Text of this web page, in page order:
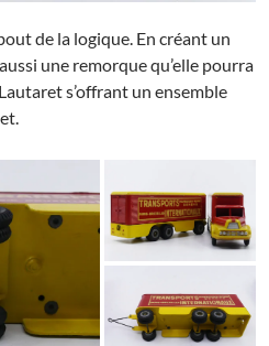
de la logique. En créant un
une remorque qu’elle pourra
s’offrant un ensemble